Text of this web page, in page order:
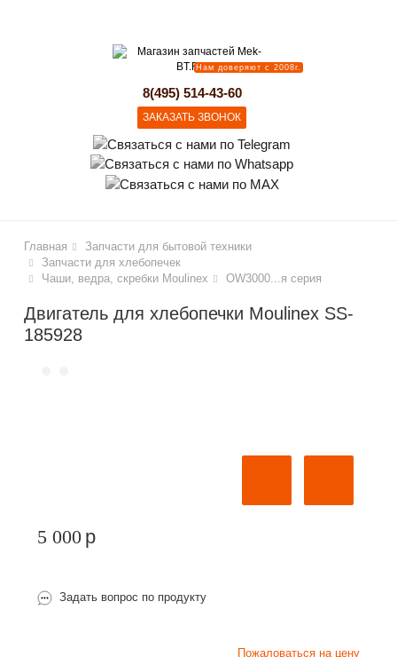
Нам доверяют с 2008г.
8(495) 514-43-60
ЗАКАЗАТЬ ЗВОНОК
Главная
Запчасти для бытовой техники
Запчасти для хлебопечек
Чаши, ведра, скребки Moulinex
OW3000...я серия
Двигатель для хлебопечки Moulinex SS-
185928
5 000 p
Задать вопрос по продукту
Пожаловаться на цену